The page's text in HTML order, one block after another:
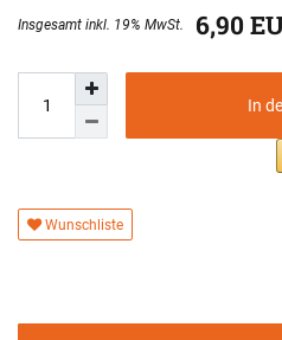
6,90
In
Wunschliste